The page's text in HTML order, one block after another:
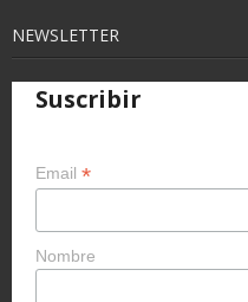
NEWSLETTER
Suscribir
Email *
Nombre